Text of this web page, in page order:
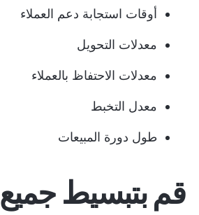
أوقات استجابة دعم العملاء
معدلات التحويل
معدلات الاحتفاظ بالعملاء
معدل التخبط
طول دورة المبيعات
قم بتبسيط جميع